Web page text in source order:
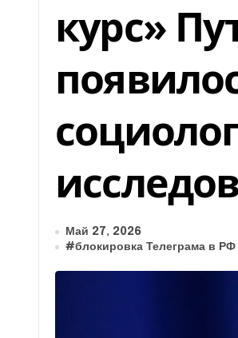
курс»
Май 27, 2026
#блокировка Телеграма в РФ